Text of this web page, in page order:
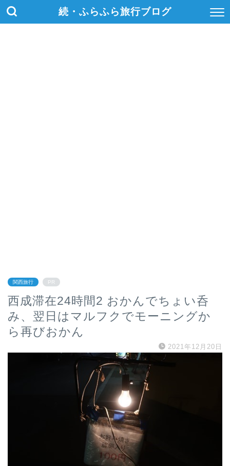
続・ふらふら旅行ブログ
関西旅行 PR
西成滞在24時間2 おかんでちょい呑
み、翌日はマルフクでモーニングか
ら再びおかん
2021年12月20日